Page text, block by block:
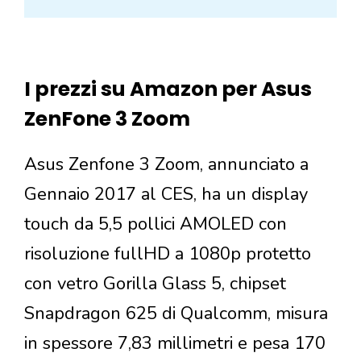
I prezzi su Amazon per Asus
ZenFone 3 Zoom
Asus Zenfone 3 Zoom, annunciato a
Gennaio 2017 al CES, ha un display
touch da 5,5 pollici AMOLED con
risoluzione fullHD a 1080p protetto
con vetro Gorilla Glass 5, chipset
Snapdragon 625 di Qualcomm, misura
in spessore 7,83 millimetri e pesa 170